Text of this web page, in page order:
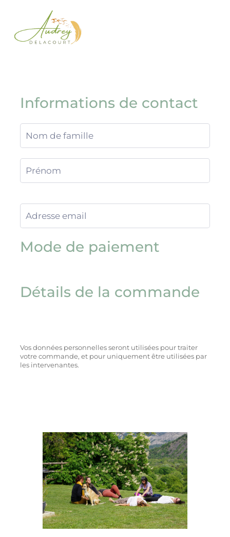
Informations de contact
Mode de paiement
Détails de la commande
Vos données personnelles seront utilisées pour traiter
votre commande, et pour uniquement être utilisées par
les intervenantes.